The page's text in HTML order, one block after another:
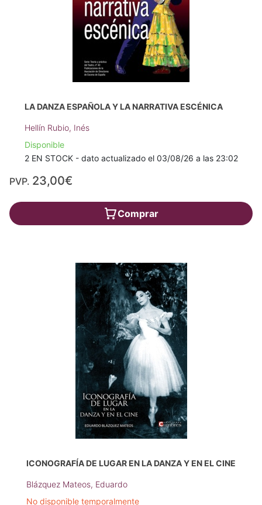
LA DANZA ESPAÑOLA Y LA NARRATIVA ESCÉNICA
Hellín Rubio, Inés
Disponible
2 EN STOCK - dato actualizado el 03/08/26 a las 23:02
PVP. 23,00€
Comprar
ICONOGRAFÍA DE LUGAR EN LA DANZA Y EN EL CINE
Blázquez Mateos, Eduardo
No disponible temporalmente